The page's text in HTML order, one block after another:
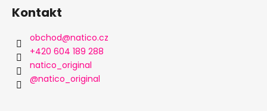
Kontakt
obchod@natico.cz
+420 604 189 288
natico_original
@natico_original